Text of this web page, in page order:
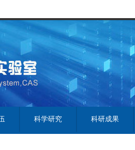
科学研究 科研成果